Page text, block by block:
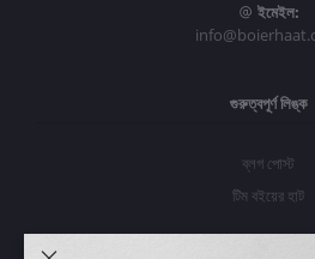
ইমেইল:
গুরুত্বপূর্ণ লিঙ্ক
ব্লগ পোস্ট
টিম বইয়ের হাট